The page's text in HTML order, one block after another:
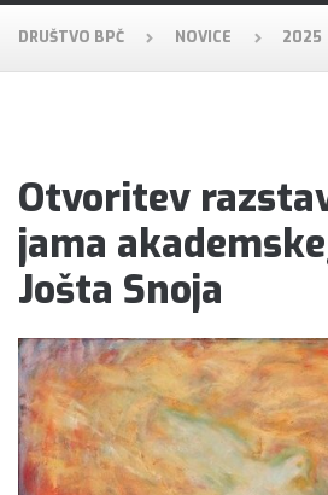
DRUŠTVO BPČ NOVICE 2025
Otvoritev
jama
Jošta Snoja